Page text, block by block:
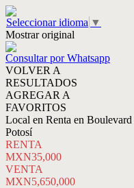
Seleccionar idioma ▼
Mostrar original
Consultar por Whatsapp
VOLVER A
RESULTADOS
AGREGAR A
FAVORITOS
Local en Renta en
Potosí
RENTA
MXN35,000
VENTA
MXN5,650,000